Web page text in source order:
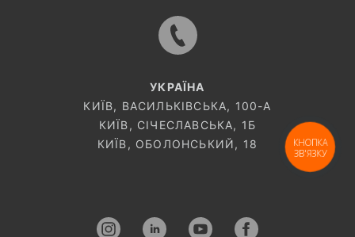
УКРАЇНА
КИЇВ, ВАСИЛЬКІВСЬКА, 100-A
КИЇВ, СІЧЕСЛАВСЬКА, 1Б
КИЇВ, ОБОЛОНСЬКИЙ, 18
КНОПКА
ЗВ'ЯЗКУ